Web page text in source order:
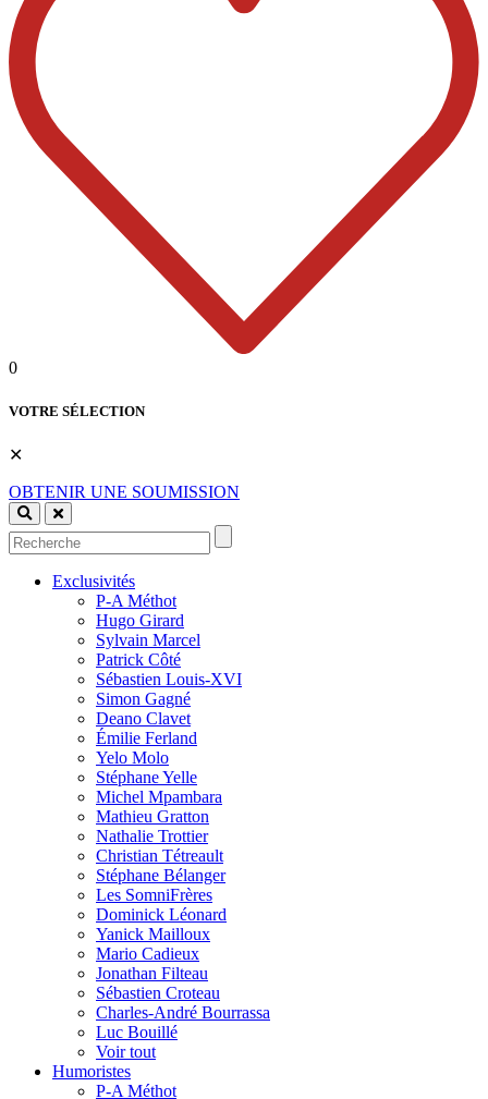
0
VOTRE SÉLECTION
✕
OBTENIR UNE SOUMISSION
Exclusivités
P-A Méthot
Hugo Girard
Sylvain Marcel
Patrick Côté
Sébastien Louis-XVI
Simon Gagné
Deano Clavet
Émilie Ferland
Yelo Molo
Stéphane Yelle
Michel Mpambara
Mathieu Gratton
Nathalie Trottier
Christian Tétreault
Stéphane Bélanger
Les SomniFrères
Dominick Léonard
Yanick Mailloux
Mario Cadieux
Jonathan Filteau
Sébastien Croteau
Charles-André Bourrassa
Luc Bouillé
Voir tout
Humoristes
P-A Méthot